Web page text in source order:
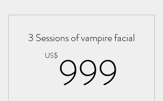
3 Sessions of vampire facial
US$ 999